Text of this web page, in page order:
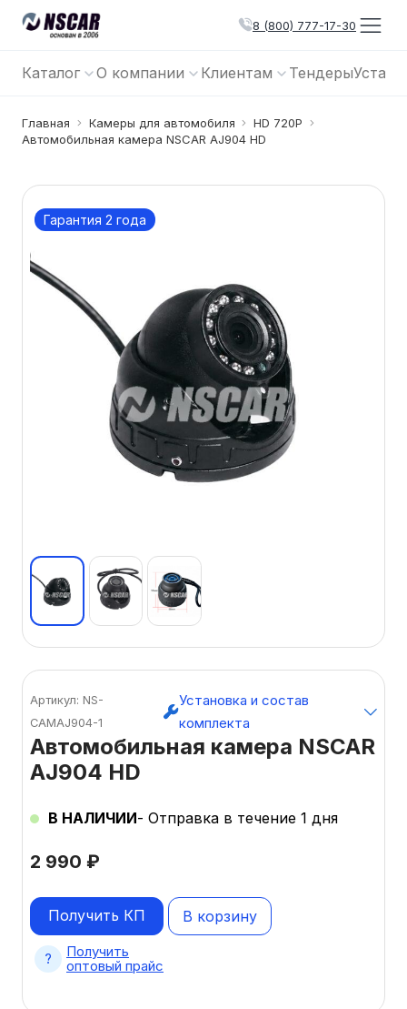
8 (800) 777-17-30
Каталог О компании Клиентам Тендеры
Главная Камеры для автомобиля
HD 720P
Автомобильная камера NSCAR AJ904 HD
Гарантия 2 года
Автомобильная камера NSCAR
AJ904 HD
2 990 ₽
В НАЛИЧИИ- Отправка в течение 1 дня
Артикул: NS-
CAMAJ904-1
Установка и состав
комплекта
В корзину
Получить КП
Получить
оптовый прайс